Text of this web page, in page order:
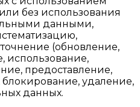
без использования
данными,
(обновление,
использование,
предоставление,
удаление,
данных.